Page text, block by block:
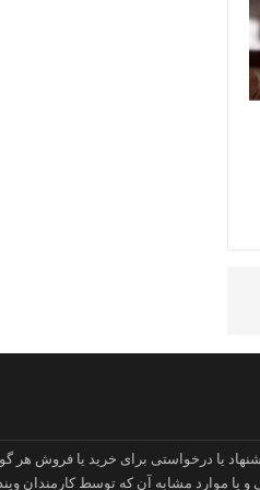
یا درخواستی برای خرید یا فروش هر
موارد مشابه آن که توسط کارمندان